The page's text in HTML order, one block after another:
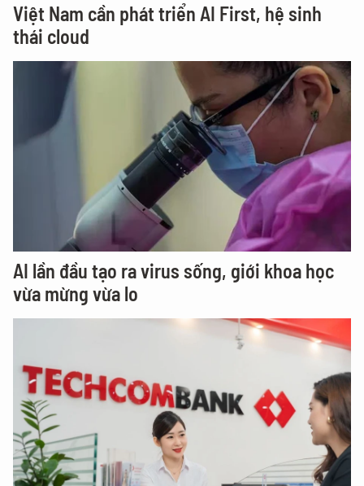
Việt Nam cần phát triển AI First, hệ sinh
thái cloud
AI lần đầu tạo ra virus sống, giới khoa học
vừa mừng vừa lo